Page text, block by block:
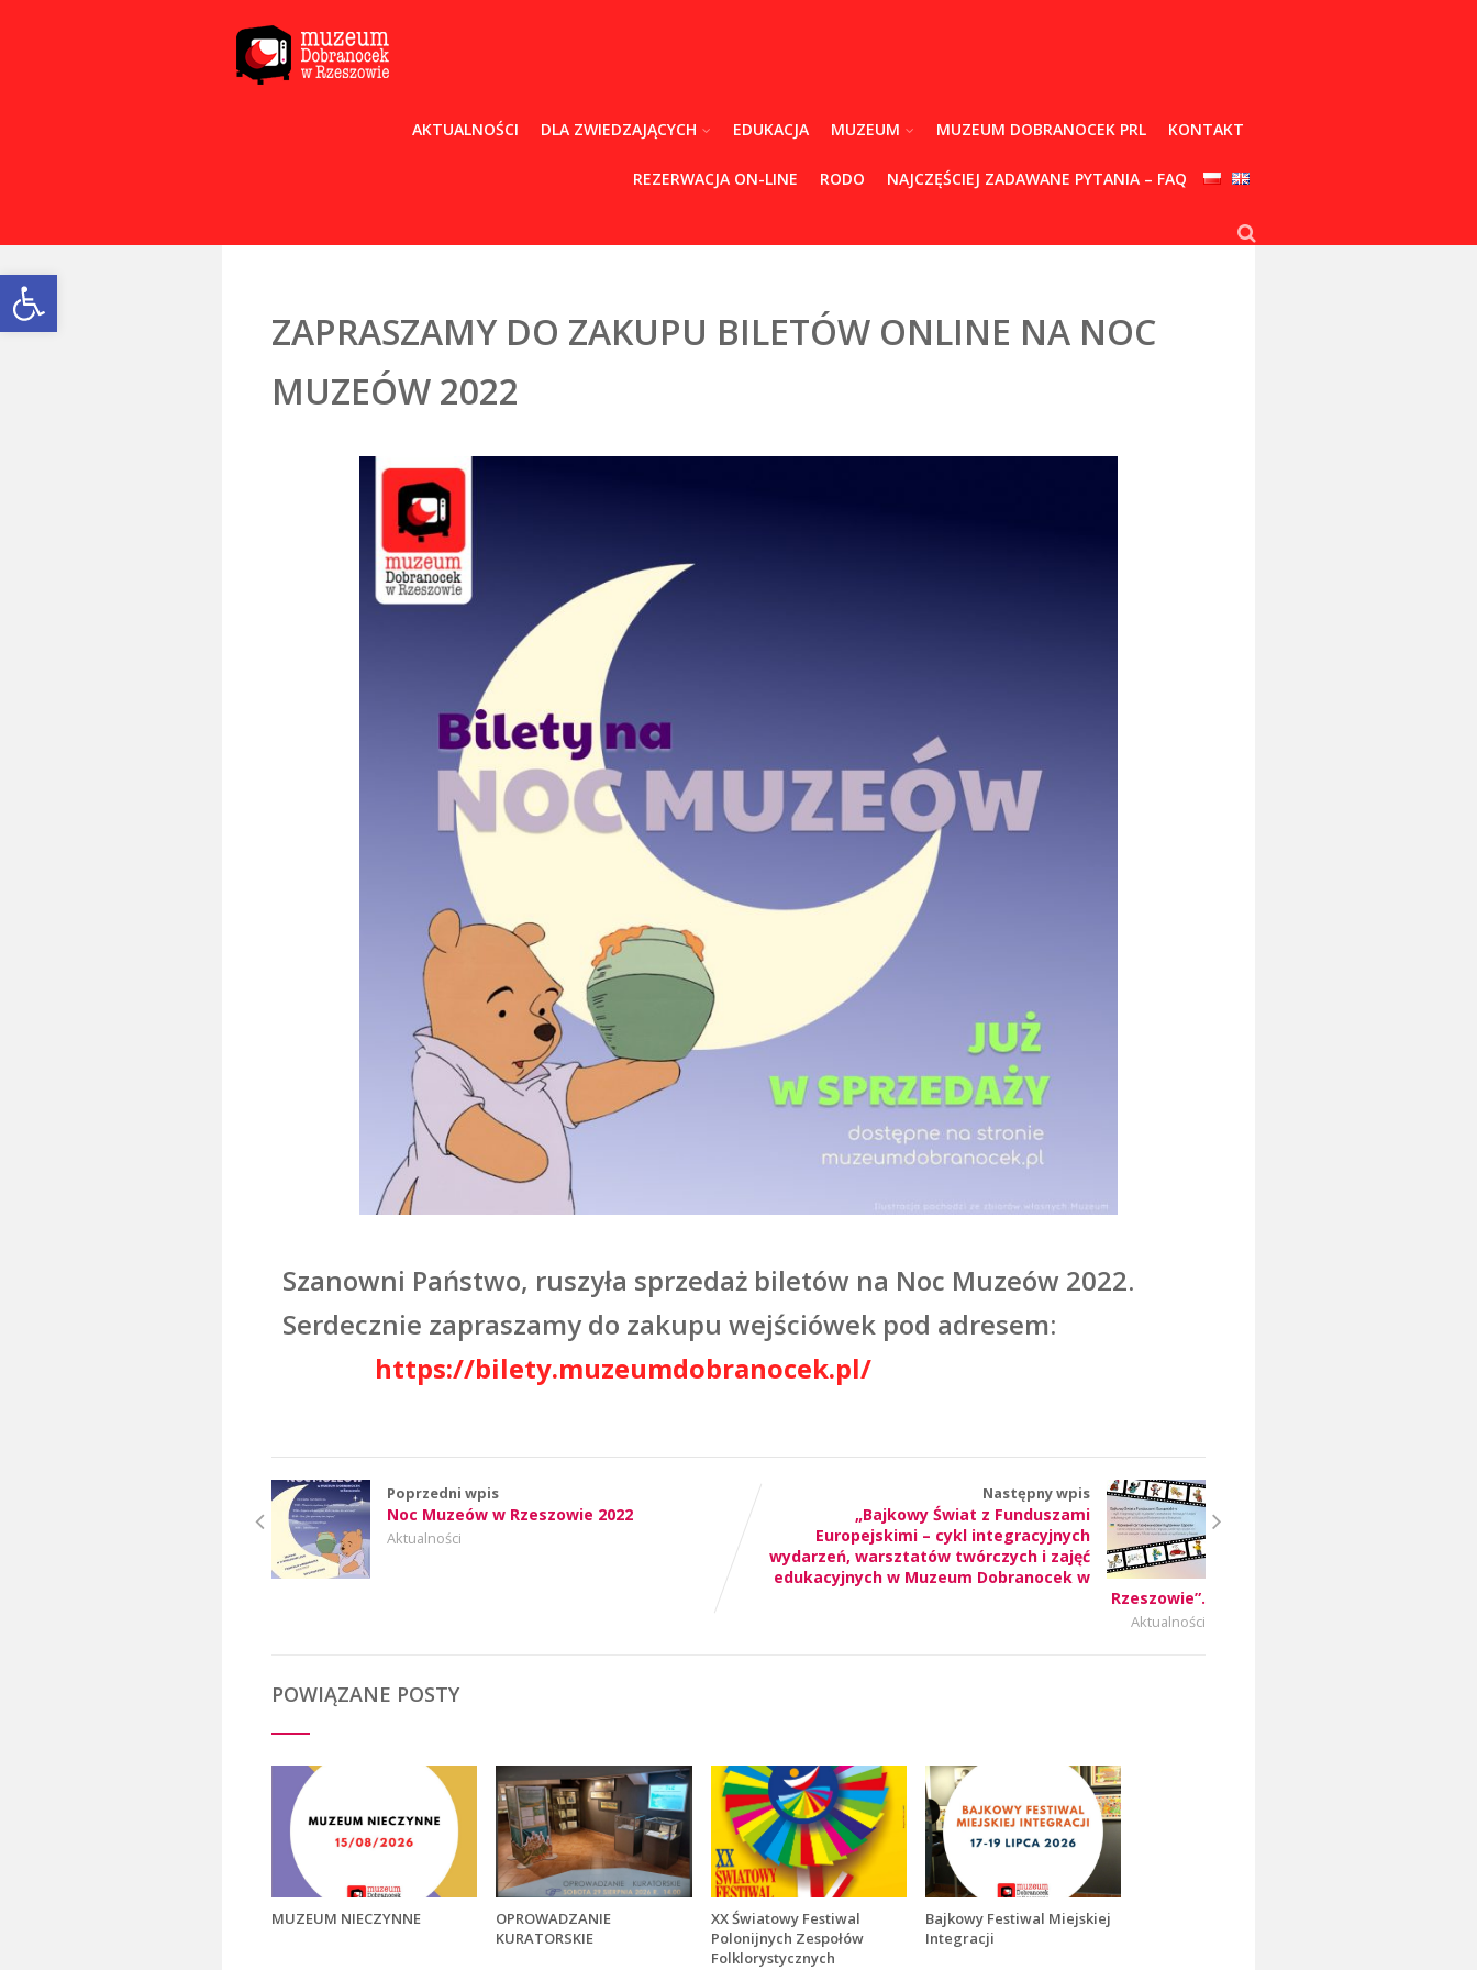
Open toolbar
AKTUALNOŚCI DLA ZWIEDZAJĄCYCH EDUKACJA MUZEUM MUZEUM DOBRANOCEK PRL KONTAKT
REZERWACJA ON-LINE RODO NAJCZĘŚCIEJ ZADAWANE PYTANIA – FAQ
ZAPRASZAMY DO ZAKUPU BILETÓW ONLINE NA NOC
MUZEÓW 2022
Szanowni Państwo, ruszyła sprzedaż biletów na Noc Muzeów 2022.
Serdecznie zapraszamy do zakupu wejściówek pod adresem:
https://bilety.muzeumdobranocek.pl/
Poprzedni wpis
Noc Muzeów w Rzeszowie 2022
Aktualności
Następny wpis
„Bajkowy Świat z Funduszami
Europejskimi – cykl integracyjnych
wydarzeń, warsztatów twórczych i zajęć
edukacyjnych w Muzeum Dobranocek w
Rzeszowie”.
Aktualności
POWIĄZANE POSTY
MUZEUM NIECZYNNE
OPROWADZANIE
KURATORSKIE
XX Światowy Festiwal
Polonijnych Zespołów
Folklorystycznych
Bajkowy Festiwal Miejskiej
Integracji